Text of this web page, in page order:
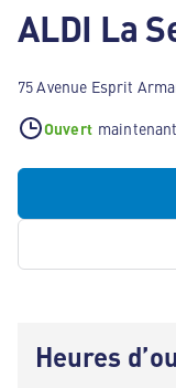
ALDI La
75 Avenue Esprit
Ouvert maintenant
Heures